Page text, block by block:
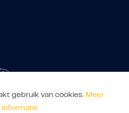
gebruik van cookies. Meer
informatie